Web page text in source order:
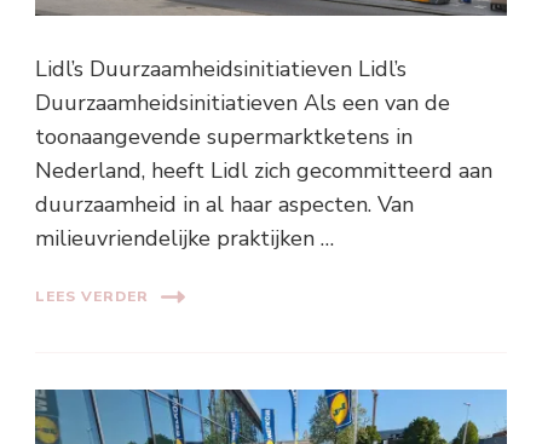
Lidl’s Duurzaamheidsinitiatieven Lidl’s
Duurzaamheidsinitiatieven Als een van de
toonaangevende supermarktketens in
Nederland, heeft Lidl zich gecommitteerd aan
duurzaamheid in al haar aspecten. Van
milieuvriendelijke praktijken …
LEES VERDER